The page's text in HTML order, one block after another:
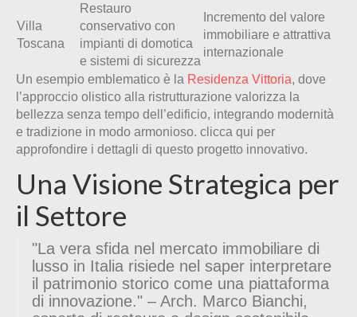
Villa
Toscana
Restauro
conservativo con
impianti di domotica
e sistemi di sicurezza
Incremento del valore
immobiliare e attrattiva
internazionale
Un esempio emblematico è la Residenza Vittoria, dove
l’approccio olistico alla ristrutturazione valorizza la
bellezza senza tempo dell’edificio, integrando modernità
e tradizione in modo armonioso. clicca qui per
approfondire i dettagli di questo progetto innovativo.
Una Visione Strategica per
il Settore
"La vera sfida nel mercato immobiliare di
lusso in Italia risiede nel saper interpretare
il patrimonio storico come una piattaforma
di innovazione." – Arch. Marco Bianchi,